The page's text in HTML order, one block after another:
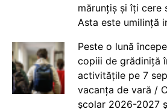
mărunțiș și îți cere
Asta este umilință
Peste o lună
copiii de grădiniță
activitățile pe 7
vacanța de vară /
școlar 2026-2027